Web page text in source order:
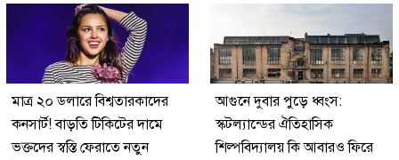
মাত্র ২০ ডলারে বিশ্বতারকাদের
কনসার্ট! বাড়তি টিকিটের দামে
ভক্তদের স্বস্তি ফেরাতে নতুন
আগুনে দুবার পুড়ে ধ্বংস:
স্কটল্যান্ডের ঐতিহাসিক
শিল্পবিদ্যালয় কি আবারও ফিরে